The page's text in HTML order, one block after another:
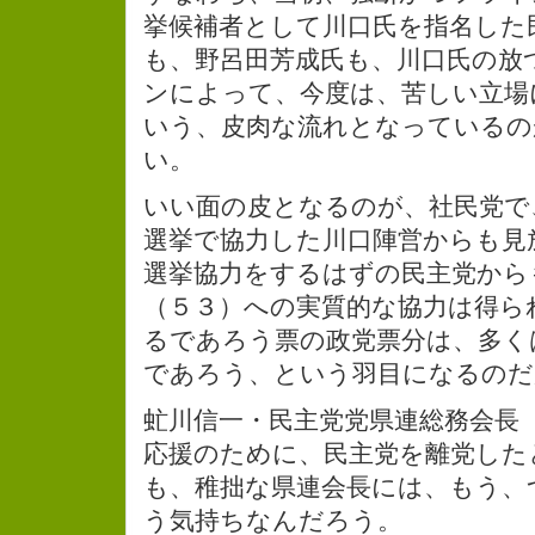
挙候補者として川口氏を指名した
も、野呂田芳成氏も、川口氏の
ンによって、今度は、苦しい立
いう、皮肉な流れとなっている
い。
いい面の皮となるのが、社民党
選挙で協力した川口陣営からも
選挙協力をするはずの民主党か
（５３）への実質的な協力は得
るであろう票の政党票分は、多
であろう、という羽目になるの
虻川信一・民主党党県連総務会長
応援のために、民主党を離党し
も、稚拙な県連会長には、もう
う気持ちなんだろう。